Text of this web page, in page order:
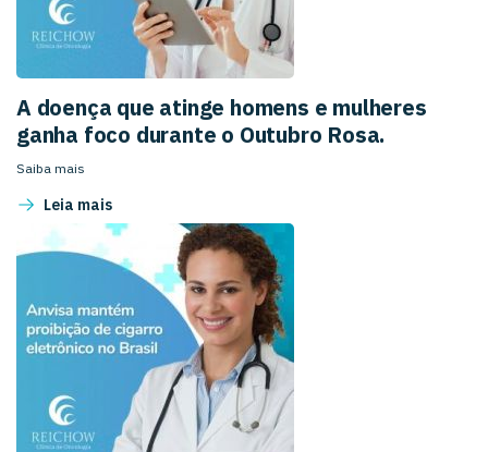
A doença que atinge homens e mulheres
ganha foco durante o Outubro Rosa.
Saiba mais
Leia mais